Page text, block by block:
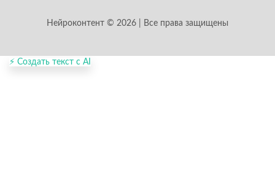
Нейроконтент © 2026 | Все права защищены
⚡ Создать текст с AI